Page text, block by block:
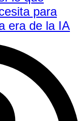
para
era de la IA